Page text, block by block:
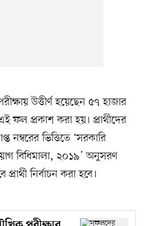
উত্তীর্ণ হয়েছেন ৫৭ হাজার
প্রকাশ করা হয়। প্রার্থীদের
নম্বরের ভিত্তিতে ‘সরকারি
বিধিমালা, ২০১৯’ অনুসরণ
নির্বাচন করা হবে।